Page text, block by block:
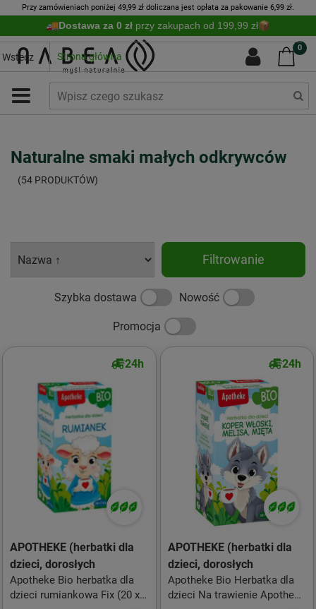
Przy zamówieniach poniżej 49,99 zł doliczana jest opłata za pakowanie 6,99 zł.
Dostawa za 0 zł przy zakupach od 199,99 zł
0
Wstecz Strona główna
Naturalne smaki małych odkrywców
(54 PRODUKTÓW)
Filtrowanie
Szybka dostawa Nowość
Promocja
24h
APOTHEKE (herbatki dla
dzieci, dorosłych
Apotheke Bio herbatka dla
dzieci rumiankowa Fix (20 x 1
24h
APOTHEKE (herbatki dla
dzieci, dorosłych
Apotheke Bio Herbatka dla
dzieci Na trawienie Apotheke